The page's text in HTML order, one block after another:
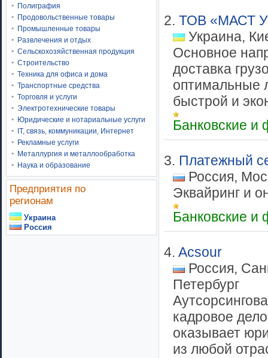
Полиграфия
Продовольственные товары
Промышленные товары
Развлечения и отдых
Сельскохозяйственная продукция
Строительство
Техника для офиса и дома
Транспортные средства
Торговля и услуги
Электротехнические товары
Юридические и нотариальные услуги
IT, связь, коммуникации, Интернет
Рекламные услуги
Металлургия и металлообработка
Наука и образование
Предприятия по
регионам
Украина
Россия
2. ТОВ «МАСТ
Украина,
Основное
доставка
оптимальные
быстрой и
Банковские и
3. Платежный
Россия,
Эквайринг и
Банковские и
4. Acsour
Россия,
Петербург
кадровое
оказывает
из любой